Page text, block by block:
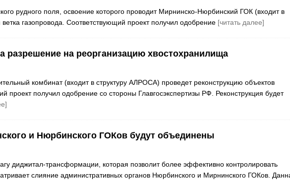
рудного поля, освоение которого проводит Мирнинско-Нюрбинский ГОК (входит в
газопровода. Соответствующий проект получил одобрение [читать далее]
на реорганизацию хвостохранилища
комбинат (входит в структуру АЛРОСА) проведет реконструкцию объектов
проект получил одобрение со стороны Главгосэкспертизы РФ. Реконструкция будет
и Нюрбинского ГОКов будут объединены
диджитал-трансформации, которая позволит более эффективно контролировать
слияние административных органов Нюрбинского и Мирнинского ГОКов.